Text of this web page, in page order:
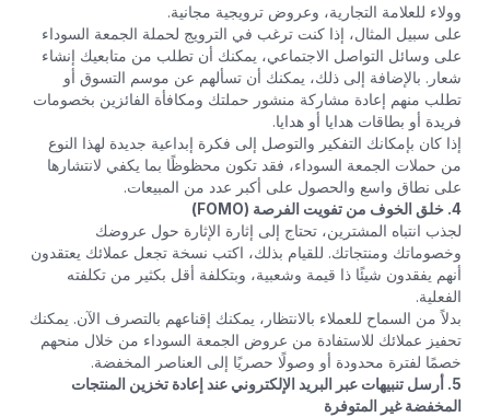
وولاء للعلامة التجارية، وعروض ترويجية مجانية.
على سبيل المثال، إذا كنت ترغب في الترويج لحملة الجمعة السوداء
على وسائل التواصل الاجتماعي، يمكنك أن تطلب من متابعيك إنشاء
شعار. بالإضافة إلى ذلك، يمكنك أن تسألهم عن موسم التسوق أو
تطلب منهم إعادة مشاركة منشور حملتك ومكافأة الفائزين بخصومات
فريدة أو بطاقات هدايا أو هدايا.
إذا كان بإمكانك التفكير والتوصل إلى فكرة إبداعية جديدة لهذا النوع
من حملات الجمعة السوداء، فقد تكون محظوظًا بما يكفي لانتشارها
على نطاق واسع والحصول على أكبر عدد من المبيعات.
4. خلق الخوف من تفويت الفرصة (FOMO)
لجذب انتباه المشترين، تحتاج إلى إثارة الإثارة حول عروضك
وخصوماتك ومنتجاتك. للقيام بذلك، اكتب نسخة تجعل عملائك يعتقدون
أنهم يفقدون شيئًا ذا قيمة وشعبية، وبتكلفة أقل بكثير من تكلفته
الفعلية.
بدلاً من السماح للعملاء بالانتظار، يمكنك إقناعهم بالتصرف الآن. يمكنك
تحفيز عملائك للاستفادة من عروض الجمعة السوداء من خلال منحهم
خصمًا لفترة محدودة أو وصولًا حصريًا إلى العناصر المخفضة.
5. أرسل تنبيهات عبر البريد الإلكتروني عند إعادة تخزين المنتجات
المخفضة غير المتوفرة